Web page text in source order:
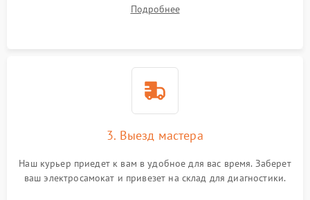
Подробнее
3. Выезд мастера
Наш курьер приедет к вам в удобное для вас время. Заберет
ваш электросамокат и привезет на склад для диагностики.